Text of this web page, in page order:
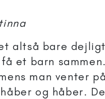
altså bare
et barn
man venter
og håber.